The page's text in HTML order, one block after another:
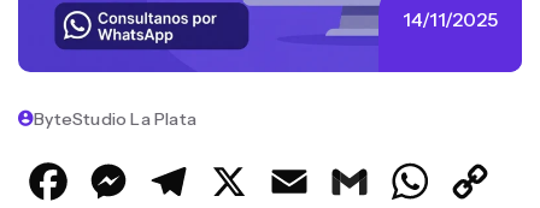
14/11/2025
ByteStudio La Plata
FacebookMessengerTelegram Email Gmail WhatsApp